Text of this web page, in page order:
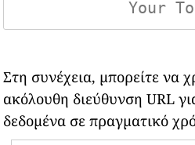
Στη συνέχεια, μπορείτε να
ακόλουθη διεύθυνση URL
δεδομένα σε πραγματικό